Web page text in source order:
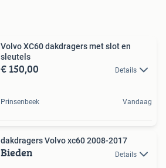
Volvo XC60 dakdragers met slot en
sleutels
€ 150,00 Details
Prinsenbeek Vandaag
dakdragers Volvo xc60 2008-2017
Bieden Details